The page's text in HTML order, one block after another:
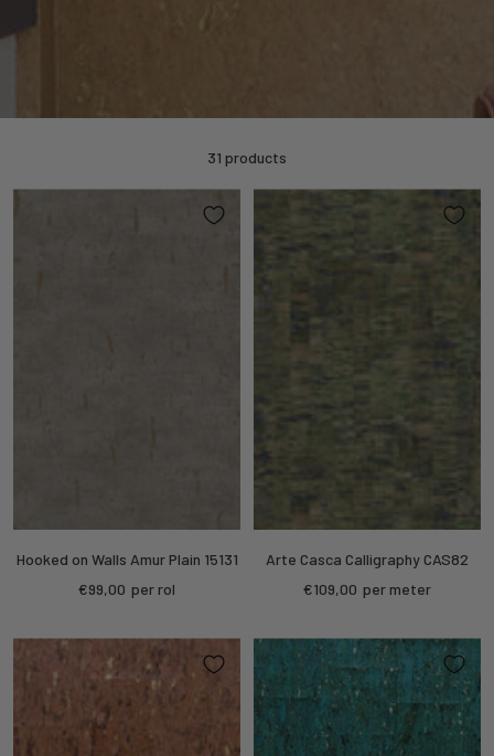
31 products
Hooked on Walls Amur Plain 15131
Sale
€99,00 per rol
Arte Casca Calligraphy CAS82
Sale
€109,00 per meter